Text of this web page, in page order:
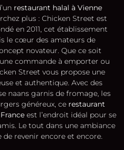
restaurant halal à Vienne
plus : Chicken Street est
en 2011, cet établissement
le cœur des amateurs de
novateur. Que ce soit
commande à emporter ou
Street vous propose une
et authentique. Avec des
naans garnis de fromage, les
généreux, ce restaurant
est l’endroit idéal pour se
Le tout dans une ambiance
revenir encore et encore.